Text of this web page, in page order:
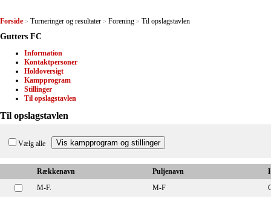
Forside > Turneringer og resultater > Forening > Til opslagstavlen
Gutters FC
Information
Kontaktpersoner
Holdoversigt
Kampprogram
Stillinger
Til opslagstavlen
Til opslagstavlen
Vælg alle
Rækkenavn Puljenavn
M-F.
M-F